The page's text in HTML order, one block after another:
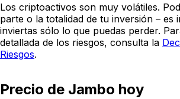
Los criptoactivos son muy volátiles.
parte o la totalidad de tu inversión – es
inviertas sólo lo que puedas perder.
detallada de los riesgos, consulta la
Riesgos.
Precio de Jambo hoy